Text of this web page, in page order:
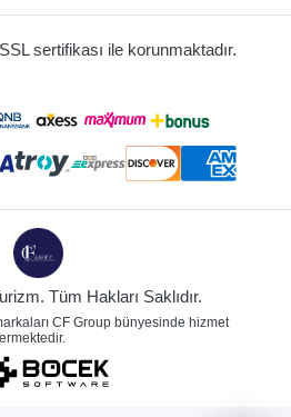
sertifikası ile korunmaktadır.
Tüm Hakları Saklıdır.
CF Group bünyesinde hizmet